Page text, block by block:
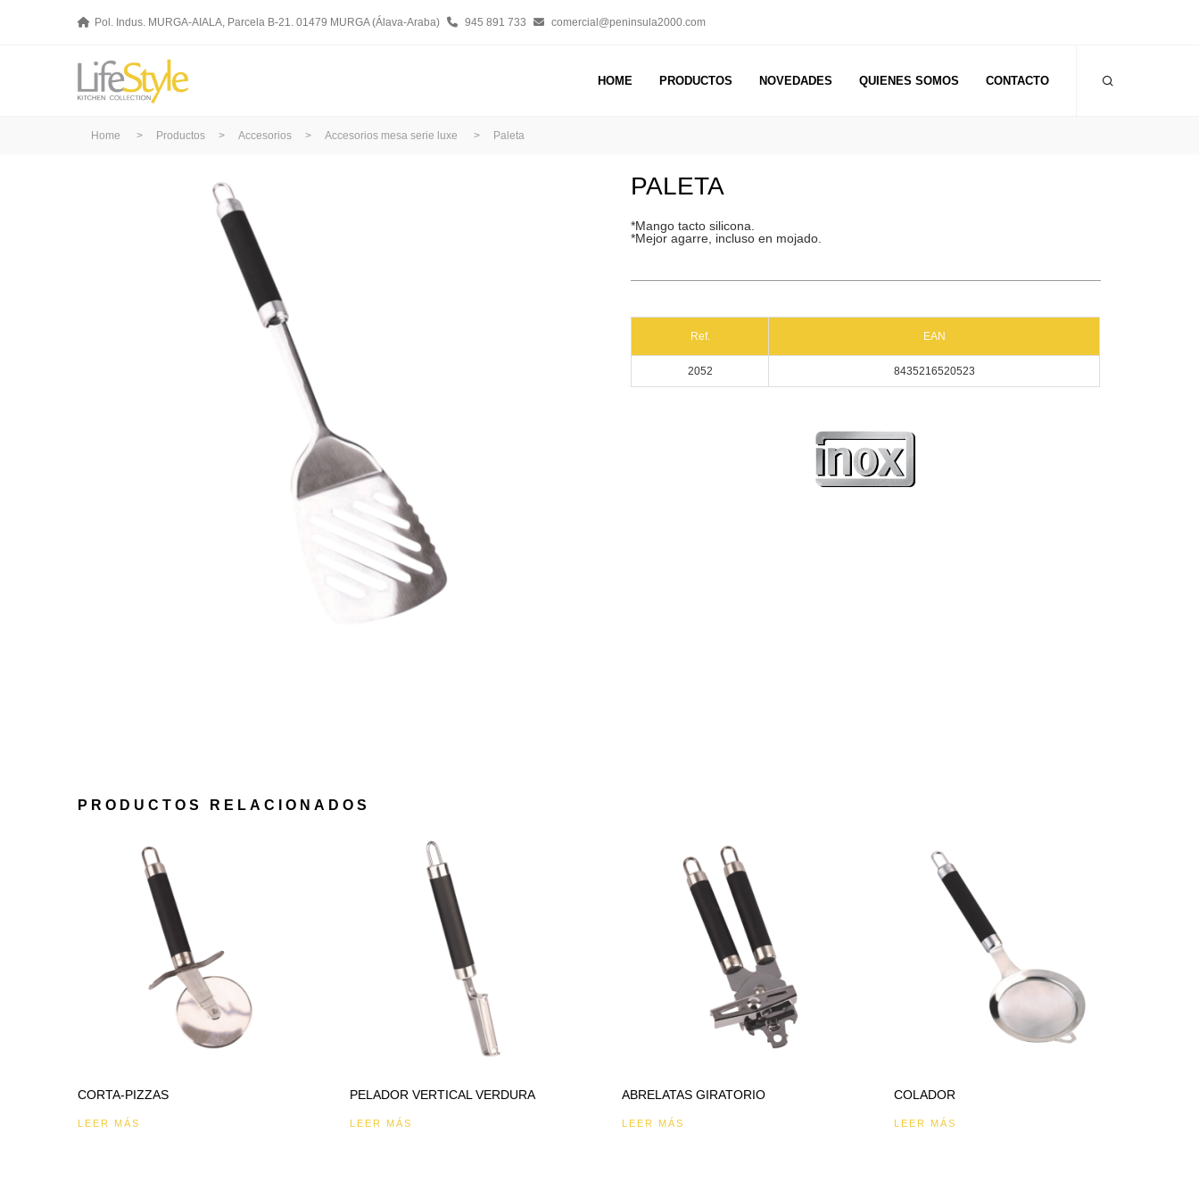
Pol. Indus. MURGA-AIALA, Parcela B-21. 01479 MURGA (Álava-Araba) 945 891 733 comercial@peninsula2000.com
HOME PRODUCTOS NOVEDADES QUIENES SOMOS CONTACTO
Home > Productos > Accesorios > Accesorios mesa serie luxe > Paleta
PALETA
*Mango tacto silicona.
*Mejor agarre, incluso en mojado.
Ref. EAN
2052 8435216520523
PRODUCTOS RELACIONADOS
CORTA-PIZZAS
LEER MÁS
PELADOR VERTICAL VERDURA
LEER MÁS
ABRELATAS GIRATORIO
LEER MÁS
COLADOR
LEER MÁS